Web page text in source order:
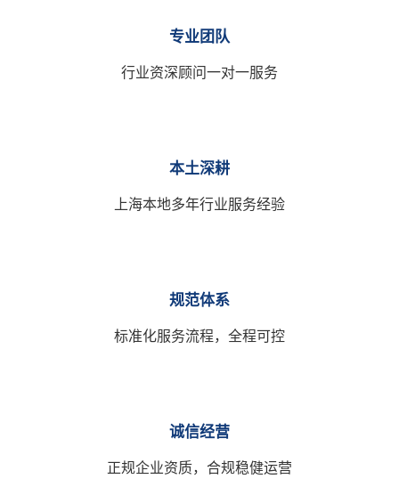
专业团队
行业资深顾问一对一服务
本土深耕
上海本地多年行业服务经验
规范体系
标准化服务流程，全程可控
诚信经营
正规企业资质，合规稳健运营